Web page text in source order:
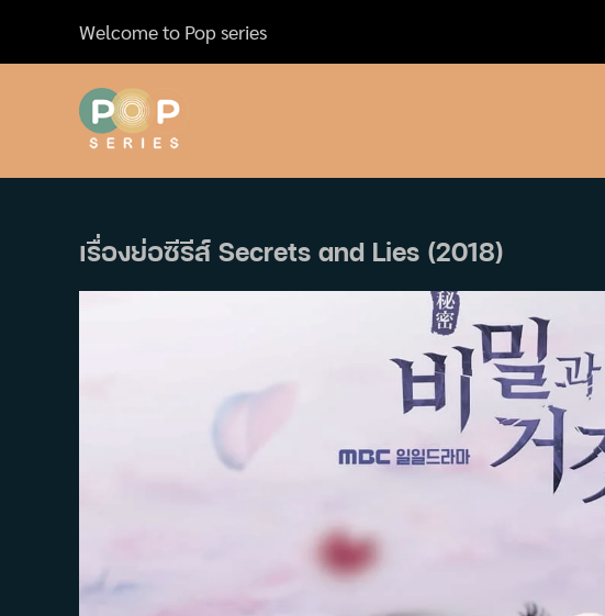
content
Welcome to Pop series
เรื่องย่อซีรีส์ Secrets and Lies (2018)